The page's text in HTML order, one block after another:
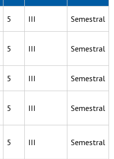
5 III Semestral
5 III Semestral
5 III Semestral
5 III Semestral
5 III Semestral